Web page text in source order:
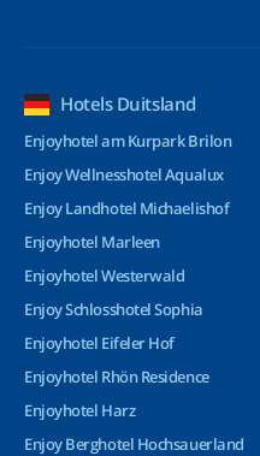
Hotels Duitsland
Enjoyhotel am Kurpark Brilon
Enjoy Wellnesshotel Aqualux
Enjoy Landhotel Michaelishof
Enjoyhotel Marleen
Enjoyhotel Westerwald
Enjoy Schlosshotel Sophia
Enjoyhotel Eifeler Hof
Enjoyhotel Rhön Residence
Enjoyhotel Harz
Enjoy Berghotel Hochsauerland